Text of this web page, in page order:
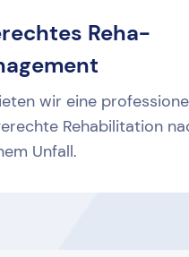
Reha-
wir eine
Rehabilitation
Unfall.